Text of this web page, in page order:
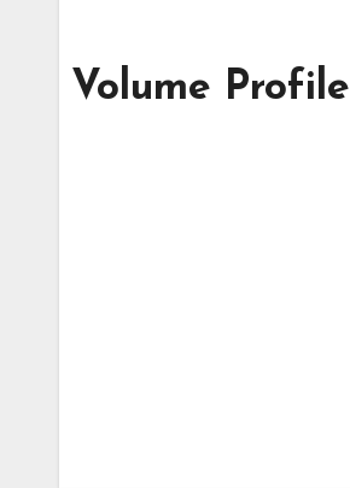
Volume Profile